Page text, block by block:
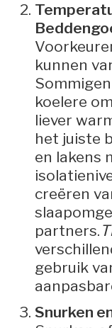
kunnen
koelere
liever
het juiste
en lakens
creëren
partners.
gebruik
Snurken